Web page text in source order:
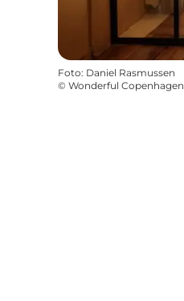
Foto: Daniel Rasmussen
© Wonderful Copenhagen